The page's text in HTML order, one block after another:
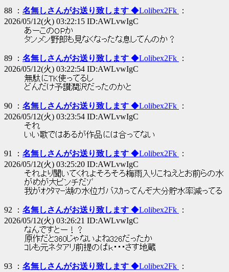
88 ： 名無しさんがお送り致します ◆Lolibex2Fk
：
2026/05/12(火) 03:22:15 ID:AWLvwIgC
あーこのOPか
タンメン野郎も見なくなったな息してんのか？
89 ： 名無しさんがお送り致します ◆Lolibex2Fk
：
2026/05/12(火) 03:22:54 ID:AWLvwIgC
無駄にTK使ってるし
どんだけ予讃潤沢だったのかと
90 ： 名無しさんがお送り致します ◆Lolibex2Fk
：
2026/05/12(火) 03:23:54 ID:AWLvwIgC
それ
いい歌ではあるが作品には合ってない
91 ： 名無しさんがお送り致します ◆Lolibex2Fk
：
2026/05/12(火) 03:25:20 ID:AWLvwIgC
それより聞いてくれよそろそろ梅雨入りこねえとお前らの水
がめが大ピンチだｿﾞ
我がｵｸﾀﾏｰ湖の水位ガバｽｶってんぞ大分貯水率減ってる
92 ： 名無しさんがお送り致します ◆Lolibex2Fk
：
2026/05/12(火) 03:26:21 ID:AWLvwIgC
なんですとー！？
原作だと360じゃないよね326だったか
ｺﾚも元ネタアリ前提のぱｋ・・・さす地蔵
93 ： 名無しさんがお送り致します ◆Lolibex2Fk
：